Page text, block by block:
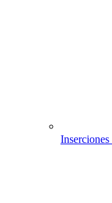
Inserciones